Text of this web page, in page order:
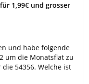
1,99€ und grosser
und habe folgende
um die Monatsflat zu
54356. Welche ist